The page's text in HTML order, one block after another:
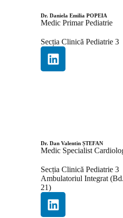
Dr. Daniela Emilia POPEIA
Medic Primar Pediatrie
Secția Clinică Pediatrie 3
Dr. Dan Valentin ȘTEFAN
Medic Specialist
Secția Clinică Pediatrie 3
Ambulatoriul Integrat
21)